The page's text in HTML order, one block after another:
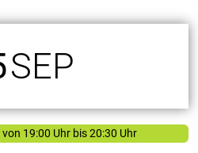
SEP
von 19:00 Uhr bis 20:30 Uhr